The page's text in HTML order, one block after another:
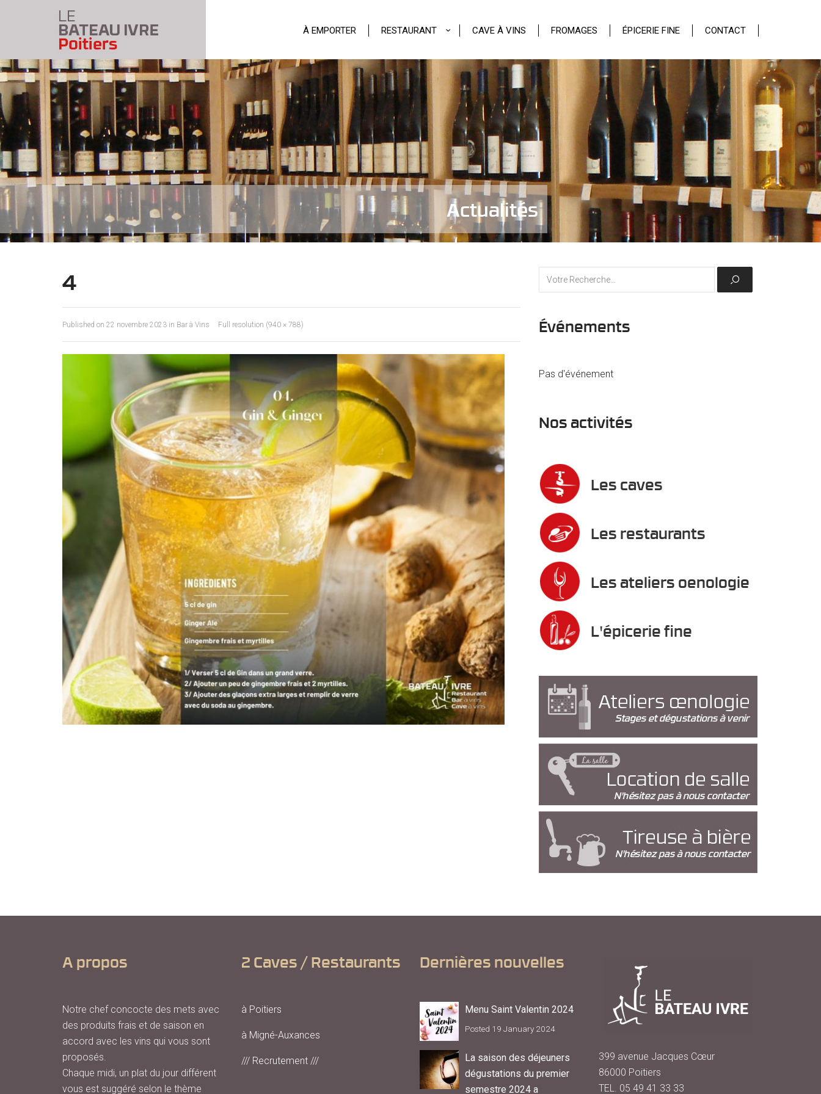
À EMPORTER RESTAURANT CAVE À VINS FROMAGES ÉPICERIE FINE CONTACT
Actualités
4
Published on 22 novembre 2023 in Bar à Vins Full resolution (940 × 788) Événements
Pas d'événement
Nos activités
Les caves
Les restaurants
Les ateliers oenologie
L'épicerie fine
A propos
Notre chef concocte des mets avec
des produits frais et de saison en
accord avec les vins qui vous sont
proposés.
Chaque midi, un plat du jour différent
vous est suggéré selon le thème
2 Caves / Restaurants
à Poitiers
à Migné-Auxances
/// Recrutement ///
Dernières nouvelles
Menu Saint Valentin 2024
Posted 19 January 2024
La saison des déjeuners
dégustations du premier
semestre 2024 a
399 avenue Jacques Cœur
86000 Poitiers
TEL. 05 49 41 33 33